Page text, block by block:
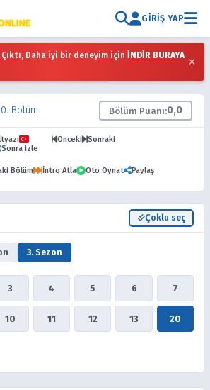
GIRIŞ YAP
Daha iyi bir deneyim için İNDİR BURAYA ×
Bölüm Bölüm Puanı:0,0
Önceki
Sonraki
Sonra izle
Bölüm İntro Atla Oto Oynat
Paylaş
Çoklu seç
3. Sezon
3 4 5 6 7
10 11 12 13 20